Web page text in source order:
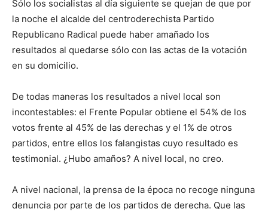
Sólo los socialistas al día siguiente se quejan de que por
la noche el alcalde del centroderechista Partido
Republicano Radical puede haber amañado los
resultados al quedarse sólo con las actas de la votación
en su domicilio.
De todas maneras los resultados a nivel local son
incontestables: el Frente Popular obtiene el 54% de los
votos frente al 45% de las derechas y el 1% de otros
partidos, entre ellos los falangistas cuyo resultado es
testimonial. ¿Hubo amaños? A nivel local, no creo.
A nivel nacional, la prensa de la época no recoge ninguna
denuncia por parte de los partidos de derecha. Que las